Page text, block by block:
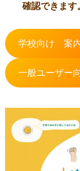
確認できます
学校向け 案内
一般ユーザー